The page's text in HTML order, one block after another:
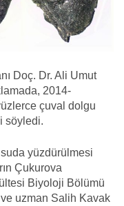
Doç. Dr. Ali Umut
2014-
çuval dolgu
söyledi.
yüzdürülmesi
Çukurova
Biyoloji Bölümü
uzman Salih Kavak